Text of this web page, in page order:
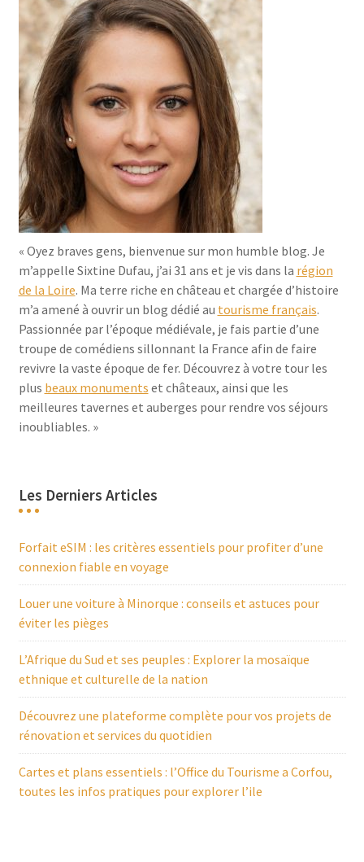
« Oyez braves gens, bienvenue sur mon humble blog. Je
m’appelle Sixtine Dufau, j’ai 31 ans et je vis dans la région
de la Loire. Ma terre riche en château et chargée d’histoire
m’a amené à ouvrir un blog dédié au tourisme français.
Passionnée par l’époque médiévale, je fais partie d’une
troupe de comédiens sillonnant la France afin de faire
revivre la vaste époque de fer. Découvrez à votre tour les
plus beaux monuments et châteaux, ainsi que les
meilleures tavernes et auberges pour rendre vos séjours
inoubliables. »
Les Derniers Articles
Forfait eSIM : les critères essentiels pour profiter d’une
connexion fiable en voyage
Louer une voiture à Minorque : conseils et astuces pour
éviter les pièges
L’Afrique du Sud et ses peuples : Explorer la mosaïque
ethnique et culturelle de la nation
Découvrez une plateforme complète pour vos projets de
rénovation et services du quotidien
Cartes et plans essentiels : l’Office du Tourisme a Corfou,
toutes les infos pratiques pour explorer l’ile